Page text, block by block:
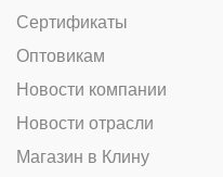
Сертификаты
Оптовикам
Новости компании
Новости отрасли
Магазин в Клину